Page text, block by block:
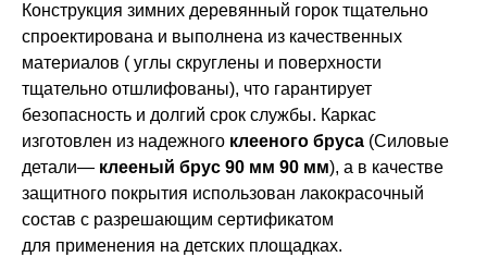
Конструкция зимних деревянный горок тщательно
спроектирована и выполнена из качественных
материалов ( углы скруглены и поверхности
тщательно отшлифованы), что гарантирует
безопасность и долгий срок службы. Каркас
изготовлен из надежного клееного бруса (Силовые
детали— клееный брус 90 мм 90 мм), а в качестве
защитного покрытия использован лакокрасочный
состав с разрешающим сертификатом
для применения на детских площадках.